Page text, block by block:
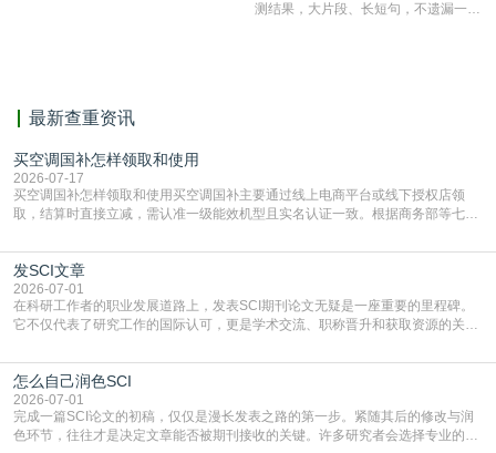
测结果，大片段、长短句，不遗漏一处
最新查重资讯
买空调国补怎样领取和使用
2026-07-17
买空调国补怎样领取和使用买空调国补主要通过线上电商平台或线下授权店领
取，结算时直接立减‌，需认准一级能效机型且实名认证一致。根据商务部等七部
能领到补贴首选‌京东APP‌搜索专属口令(如【家电补贴1637】、【国补立省
4949】等，口令会随活动更新，以页面显示为准)进入补贴专场。淘宝/天猫也可
复制粘贴【8$FKFGgJq
发SCI文章
2026-07-01
在科研工作者的职业发展道路上，发表SCI期刊论文无疑是一座重要的里程碑。
它不仅代表了研究工作的国际认可，更是学术交流、职称晋升和获取资源的关键
战与困惑。从选题立意到投稿回应，每一步都需要精心的策略与扎实的工作。本
篇AEIC学术交流中心小编就为大家介绍“发SCI文章”。一、精准定位是成功的第
一步发表SCI文章，首要解决的问题是“投
怎么自己润色SCI
2026-07-01
完成一篇SCI论文的初稿，仅仅是漫长发表之路的第一步。紧随其后的修改与润
色环节，往往才是决定文章能否被期刊接收的关键。许多研究者会选择专业的语